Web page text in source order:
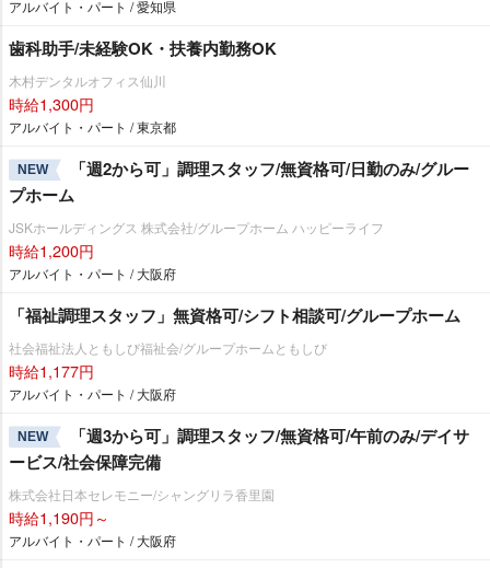
アルバイト・パート / 愛知県
歯科助手/未経験OK・扶養内勤務OK
木村デンタルオフィス仙川
時給1,300円
アルバイト・パート / 東京都
NEW
「週2から可」調理スタッフ/無資格可/日勤のみ/グルー
プホーム
JSKホールディングス 株式会社/グループホーム ハッピーライフ
時給1,200円
アルバイト・パート / 大阪府
「福祉調理スタッフ」無資格可/シフト相談可/グループホーム
社会福祉法人ともしび福祉会/グループホームともしび
時給1,177円
アルバイト・パート / 大阪府
NEW
「週3から可」調理スタッフ/無資格可/午前のみ/デイサ
ービス/社会保障完備
株式会社日本セレモニー/シャングリラ香里園
時給1,190円～
アルバイト・パート / 大阪府